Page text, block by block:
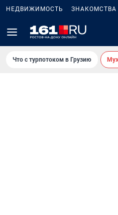
НЕДВИЖИМОСТЬ ЗНАКОМСТВА
Что с турпотоком в Грузию